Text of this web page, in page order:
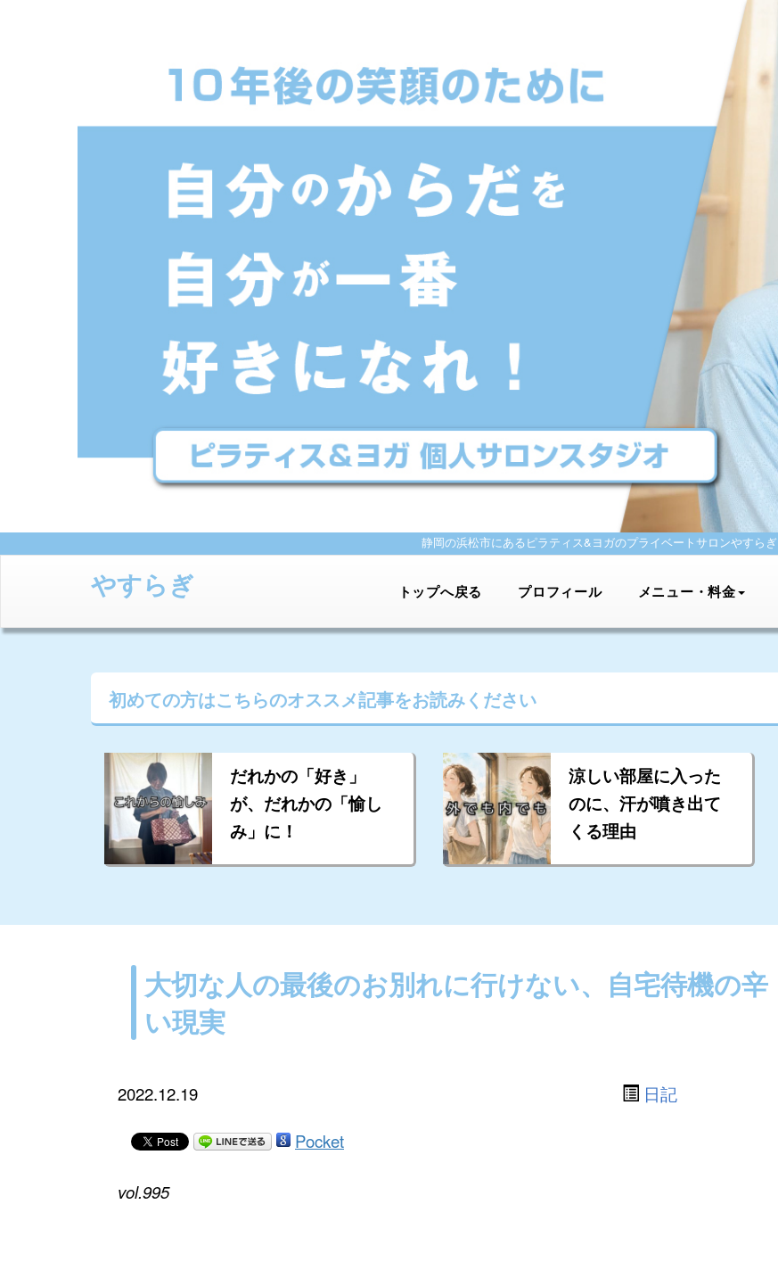
静岡の浜松市にあるピラティス&ヨガのプライベートサロンやすらぎ
やすらぎ トップへ戻る プロフィール メニュー・料金
初めての方はこちらのオススメ記事をお読みください
だれかの「好き」
が、だれかの「愉し
み」に！
涼しい部屋に入った
のに、汗が噴き出て
くる理由
大切な人の最後のお別れに行けない、自宅待機の辛
い現実
2022.12.19 日記
Pocket
vol.995